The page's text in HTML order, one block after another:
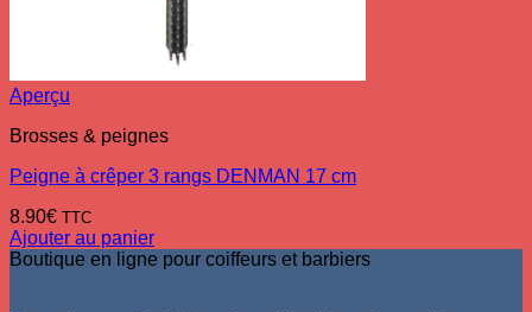
Aperçu
Brosses & peignes
Peigne à crêper 3 rangs DENMAN 17 cm
8.90€ TTC
Ajouter au panier
Boutique en ligne pour coiffeurs et barbiers